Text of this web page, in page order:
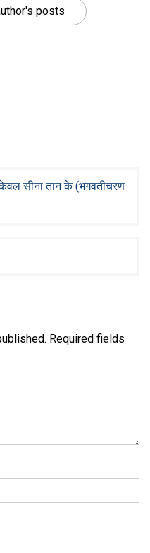
posts
सीना तान के (भगवतीचरण
Required fields